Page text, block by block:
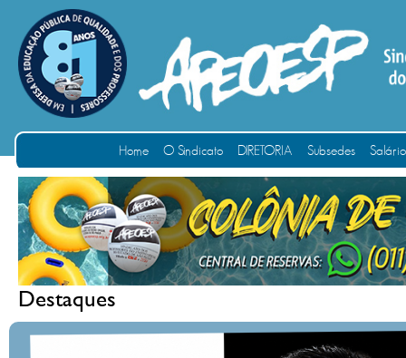
Home O Sindicato DIRETORIA Subsedes
Destaques